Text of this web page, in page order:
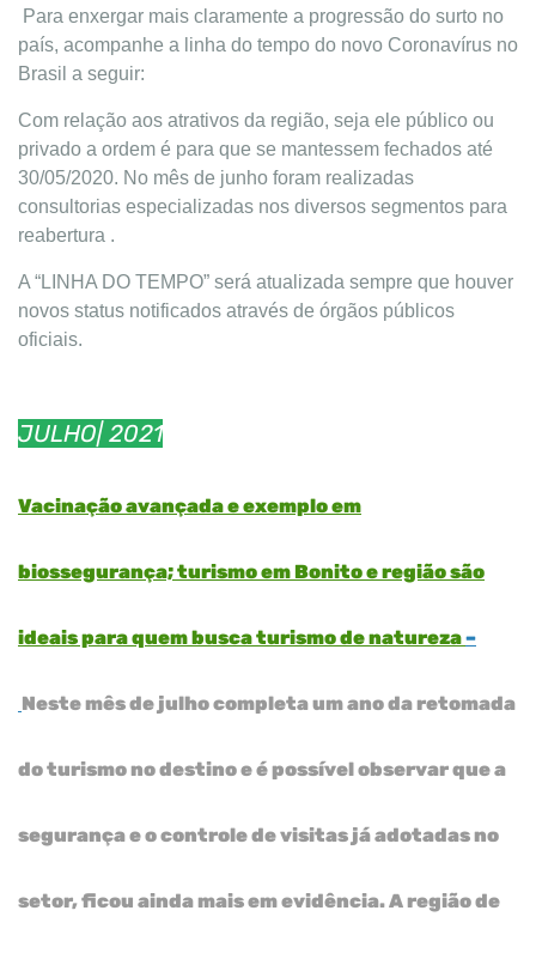
Para enxergar mais claramente a progressão do surto no
país, acompanhe a linha do tempo do novo Coronavírus no
Brasil a seguir:
Com relação aos atrativos da região, seja ele público ou
privado a ordem é para que se mantessem fechados até
30/05/2020. No mês de junho foram realizadas
consultorias especializadas nos diversos segmentos para
reabertura .
A “LINHA DO TEMPO” será atualizada sempre que houver
novos status notificados através de órgãos públicos
oficiais.
JULHO| 2021
Vacinação avançada e exemplo em
biossegurança; turismo em Bonito e região são
ideais para quem busca turismo de natureza–
Neste mês de julho completa um ano da retomada
do turismo no destino e é possível observar que a
segurança e o controle de visitas já adotadas no
setor, ficou ainda mais em evidência.A região de